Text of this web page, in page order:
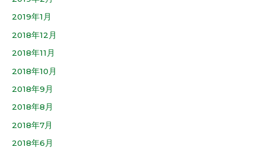
2019年1月
2018年12月
2018年11月
2018年10月
2018年9月
2018年8月
2018年7月
2018年6月